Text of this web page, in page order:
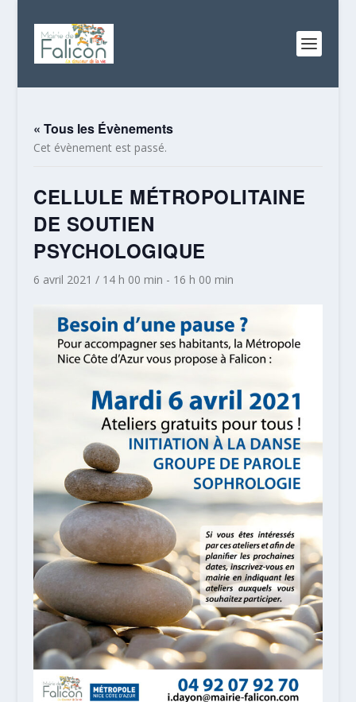
« Tous les Évènements
Cet évènement est passé.
CELLULE MÉTROPOLITAINE
DE SOUTIEN
PSYCHOLOGIQUE
6 avril 2021 / 14 h 00 min - 16 h 00 min